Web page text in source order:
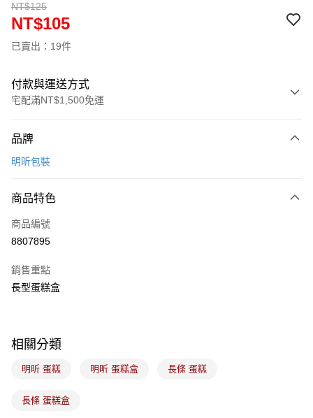
NT$125
NT$105
已賣出：19件
付款與運送方式
宅配滿NT$1,500免運
信用卡一次付款
Apple Pay
悠遊付
全盈+PAY
運送方式
付款後門市自取
品牌
明昕包裝
商品特色
商品編號
8807895
銷售重點
長型蛋糕盒
相關分類
明昕 蛋糕 明昕 蛋糕盒 長條 蛋糕
長條 蛋糕盒